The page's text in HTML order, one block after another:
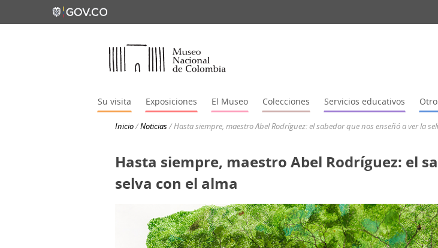
Su visita Exposiciones El Museo Colecciones Servicios educativos
Inicio/Noticias/Hasta siempre, maestro Abel Rodríguez: el sabedor que nos enseñó a ver la
Hasta siempre, maestro Abel Rodríguez: el
selva con el alma